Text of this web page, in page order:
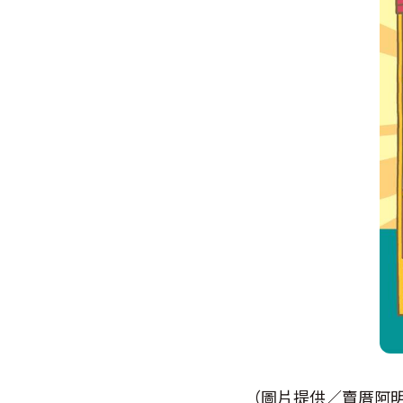
（圖片提供／賣厝阿